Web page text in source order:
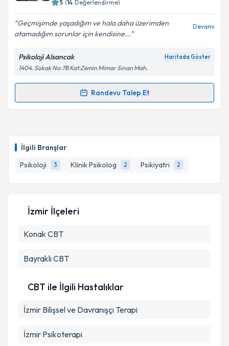
İlgili Branşlar
Psikoloji
3 Klinik Psikolog 2 Psikiyatri 2
Kişisel verilerimin işlenmesine ilişkin
Aydınlatma
Metni'ni okudum ve kişisel verilerimin belirtilen
kapsamda işlenmesini kabul ediyorum.
5 (14 Değerlendirme)
Geçmişimde yaşadığım ve hala daha üzerimden
atamadığım sorunlar için kendisine...
Devamı
Psikoloji Alsancak Haritada Göster
1404. Sokak No:7B Kat:Zemin Mimar Sinan Mah.
Randevu Talep Et
Randevu Takvimi Talebi
için bir takvim hazırlandığında e-posta ile
bilgilendireceğiz.
E-posta Adresiniz
Kişisel verilerimin işlenmesine ilişkin
kapsamda işlenmesini kabul ediyorum.
Takvim Talebini Gönder
İzmir İlçeleri
Konak CBT
BayraklıCBT
CBT ile İlgili Hastalıklar
İzmir Bilişsel ve Davranışçı Terapi
İzmir Psikoterapi